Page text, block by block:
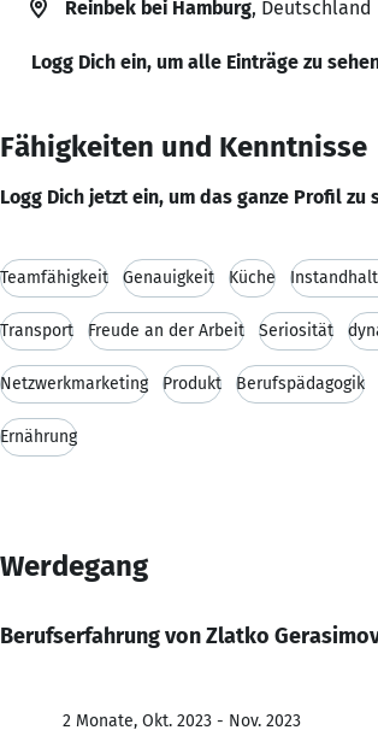
Reinbek bei Hamburg, Deutschland
Logg Dich ein, um alle Einträge zu
Fähigkeiten und Kenntnisse
Logg Dich jetzt ein, um das ganze Profil zu
Teamfähigkeit Genauigkeit Küche
Transport Freude an der Arbeit Seriosität
Netzwerkmarketing Produkt Berufspädagogik
Ernährung
Werdegang
Berufserfahrung von Zlatko
2 Monate, Okt. 2023 - Nov. 2023